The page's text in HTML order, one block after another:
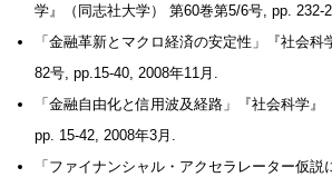
学』（同志社大学） 第60巻第5/6号, pp.
「金融革新とマクロ経済の安定性」『社会
82号, pp.15-40, 2008年11月.
「金融自由化と信用波及経路」『社会科学』
pp. 15-42, 2008年3月.
「ファイナンシャル・アクセラレーター仮説